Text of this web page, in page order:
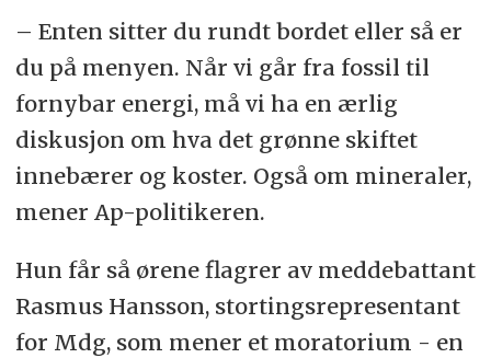
– Enten sitter du rundt bordet eller så er
du på menyen. Når vi går fra fossil til
fornybar energi, må vi ha en ærlig
diskusjon om hva det grønne skiftet
innebærer og koster. Også om mineraler,
mener Ap-politikeren.
Hun får så ørene flagrer av meddebattant
Rasmus Hansson, stortingsrepresentant
for Mdg, som mener et moratorium - en